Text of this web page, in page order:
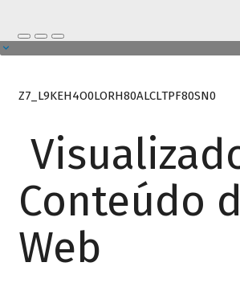
Z7_L9KEH4O0LORH80ALCLTPF80SN0
Conteúdo
Web